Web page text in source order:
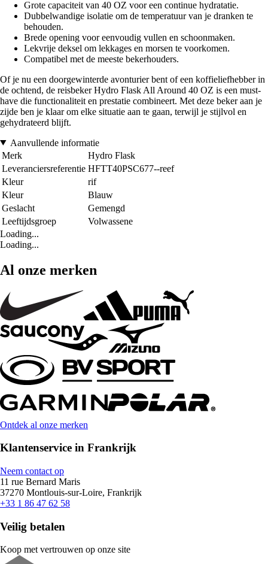
Grote capaciteit van 40 OZ voor een continue hydratatie.
Dubbelwandige isolatie om de temperatuur van je dranken te
behouden.
Brede opening voor eenvoudig vullen en schoonmaken.
Lekvrije deksel om lekkages en morsen te voorkomen.
Compatibel met de meeste bekerhouders.
Of je nu een doorgewinterde avonturier bent of een koffieliefhebber in
de ochtend, de reisbeker Hydro Flask All Around 40 OZ is een must-
have die functionaliteit en prestatie combineert. Met deze beker aan je
zijde ben je klaar om elke situatie aan te gaan, terwijl je stijlvol en
gehydrateerd blijft.
Aanvullende informatie
Merk
Hydro Flask
Leveranciersreferentie HFTT40PSC677--reef
Kleur
rif
Kleur
Blauw
Geslacht
Gemengd
Leeftijdsgroep
Volwassene
Loading...
Loading...
Al onze merken
Ontdek al onze merken
Klantenservice in Frankrijk
Neem contact op
11 rue Bernard Maris
37270 Montlouis-sur-Loire, Frankrijk
+33 1 86 47 62 58
Veilig betalen
Koop met vertrouwen op onze site